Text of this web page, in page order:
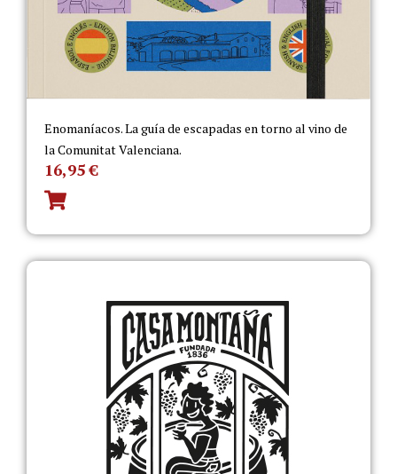
Enomaníacos. La guía de escapadas en torno al vino de
la Comunitat Valenciana.
16,95€